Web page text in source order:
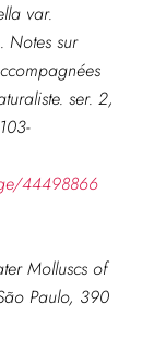
var.
Notes sur
ser. 2,
44498866
Molluscs of
Paulo, 390